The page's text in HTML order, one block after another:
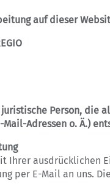
auf dieser
Person, die
Adressen o. Ä.)
Ihrer
per E-Mail an uns.